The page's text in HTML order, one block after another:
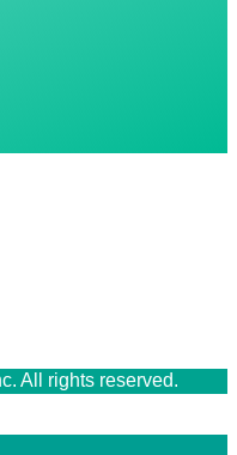
All rights reserved.